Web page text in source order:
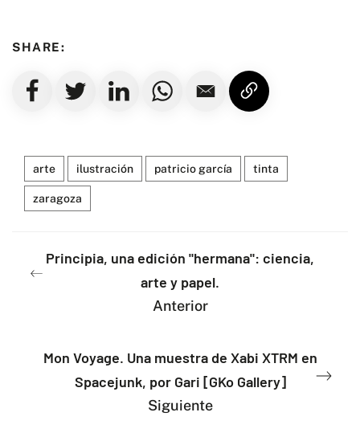
SHARE:
arte ilustración patricio garcía tinta
zaragoza
Principia, una edición "hermana": ciencia,
arte y papel.
Anterior
Mon Voyage. Una muestra de Xabi XTRM en
Spacejunk, por Gari [GKo Gallery]
Siguiente